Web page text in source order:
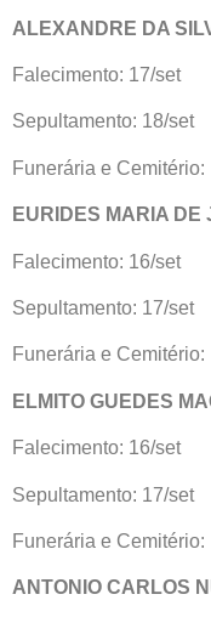
ALEXANDRE DA
Falecimento: 17/set
Sepultamento: 18/set
Funerária e
EURIDES MARIA DE
Falecimento: 16/set
Sepultamento: 17/set
Funerária e
ELMITO GUEDES
Falecimento: 16/set
Sepultamento: 17/set
Funerária e
ANTONIO CARLOS